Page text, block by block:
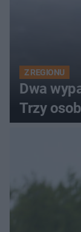
Z REGIONU
Dwa
Trzy